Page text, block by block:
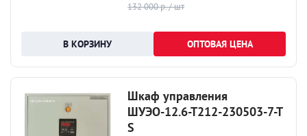
132 000 р. / шт
ОПТОВАЯ ЦЕНА
Шкаф управления
ШУЭО-12.6-Т212-230503-7-Т
S